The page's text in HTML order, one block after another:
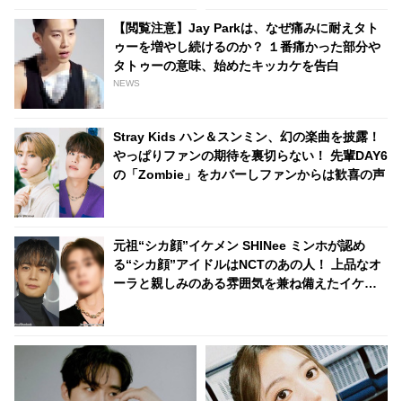
のは・・
る日本のアイテムにびっくり
「バッグの中身がほぼ日本の物
だ」
【閲覧注意】Jay Parkは、なぜ痛みに耐えタト
ゥーを増やし続けるのか？ １番痛かった部分や
タトゥーの意味、始めたキッカケを告白
NEWS
Stray Kids ハン＆スンミン、幻の楽曲を披露！
やっぱりファンの期待を裏切らない！ 先輩DAY6
の「Zombie」をカバーしファンからは歓喜の声
元祖“シカ顔”イケメン SHINee ミンホが認め
る“シカ顔”アイドルはNCTのあの人！ 上品なオ
ーラと親しみのある雰囲気を兼ね備えたイケメ